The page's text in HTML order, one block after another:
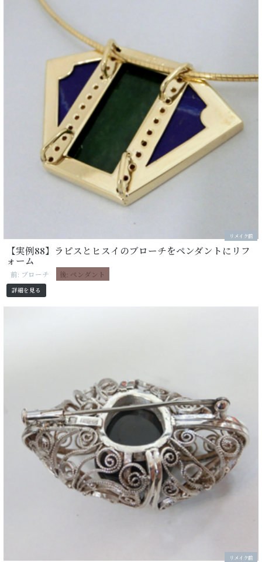
リメイク前
【実例88】ラピスとヒスイのブローチをペンダントにリフ
ォーム
前: ブローチ 後: ペンダント
詳細を見る
リメイク前